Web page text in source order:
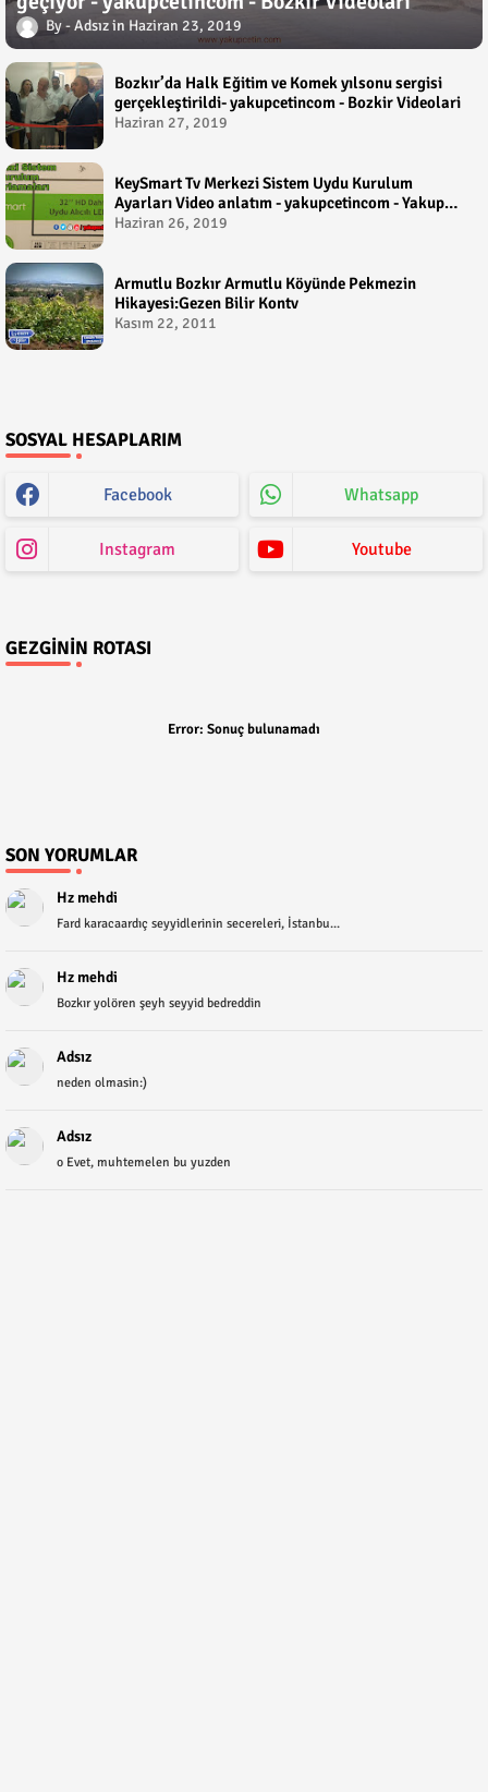
Adsız Haziran 23, 2019
Bozkır’da Halk Eğitim ve Komek yılsonu sergisi
gerçekleştirildi- yakupcetincom - Bozkir Videolari
Haziran 27, 2019
KeySmart Tv Merkezi Sistem Uydu Kurulum
Ayarları Video anlatım - yakupcetincom - Yakup
Çetin
Haziran 26, 2019
Armutlu Bozkır Armutlu Köyünde Pekmezin
Hikayesi:Gezen Bilir Kontv
Kasım 22, 2011
SOSYAL HESAPLARIM
Facebook Whatsapp
Instagram Youtube
GEZGININ ROTASI
Error: Sonuç bulunamadı
SON YORUMLAR
Hz mehdi
Fard karacaardıç seyyidlerinin secereleri, İstanbu...
Hz mehdi
Bozkır yolören şeyh seyyid bedreddin
Adsız
neden olmasin:)
Adsız
o Evet, muhtemelen bu yuzden